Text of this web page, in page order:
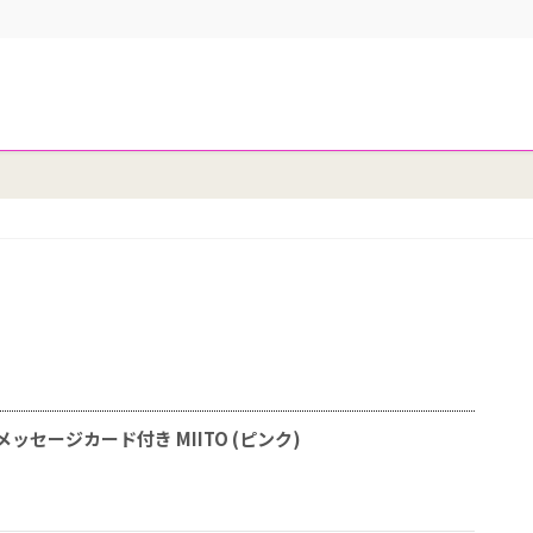
ッセージカード付き MIITO (ピンク)